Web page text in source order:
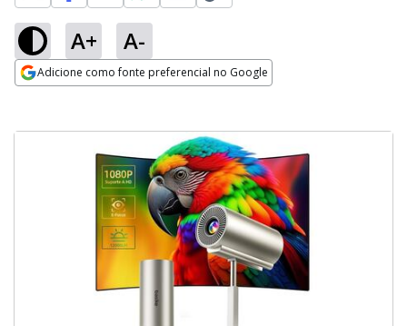
A+ A-
Adicione como fonte preferencial no Google